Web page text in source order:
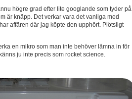
högre grad efter lite googlande som tyder på
är knäpp. Det verkar vara det vanliga med
affären där jag köpte den upphört. Plötsligt
en mikro som man inte behöver lämna in för
ju inte precis som rocket science.